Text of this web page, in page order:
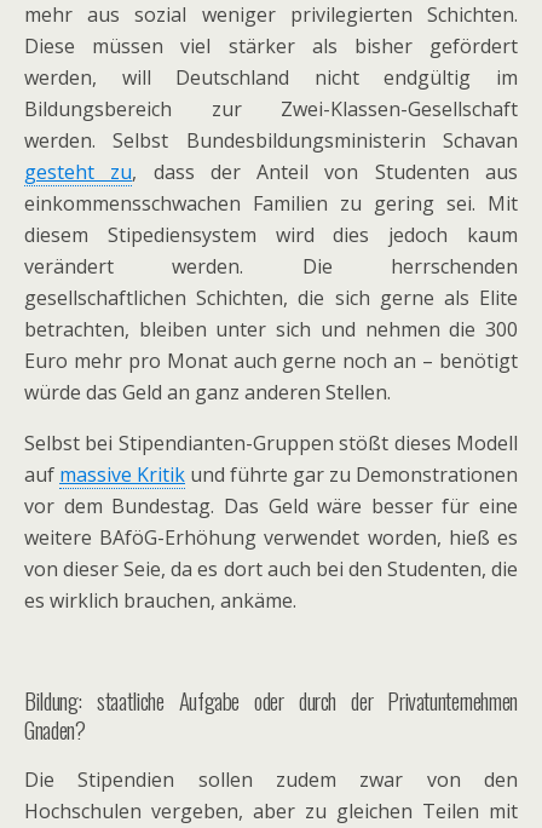
mehr aus sozial weniger privilegierten Schichten.
Diese müssen viel stärker als bisher gefördert
werden, will Deutschland nicht endgültig im
Bildungsbereich zur Zwei-Klassen-Gesellschaft
werden. Selbst Bundesbildungsministerin Schavan
gesteht zu, dass der Anteil von Studenten aus
einkommensschwachen Familien zu gering sei. Mit
diesem Stipediensystem wird dies jedoch kaum
verändert werden. Die herrschenden
gesellschaftlichen Schichten, die sich gerne als Elite
betrachten, bleiben unter sich und nehmen die 300
Euro mehr pro Monat auch gerne noch an – benötigt
würde das Geld an ganz anderen Stellen.
Selbst bei Stipendianten-Gruppen stößt dieses Modell
auf massive Kritik und führte gar zu Demonstrationen
vor dem Bundestag. Das Geld wäre besser für eine
weitere BAföG-Erhöhung verwendet worden, hieß es
von dieser Seie, da es dort auch bei den Studenten, die
es wirklich brauchen, ankäme.
Bildung: staatliche Aufgabe oder durch der Privatunternehmen
Gnaden?
Die Stipendien sollen zudem zwar von den
Hochschulen vergeben, aber zu gleichen Teilen mit